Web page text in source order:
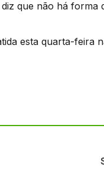
que não há
esta quarta-feira